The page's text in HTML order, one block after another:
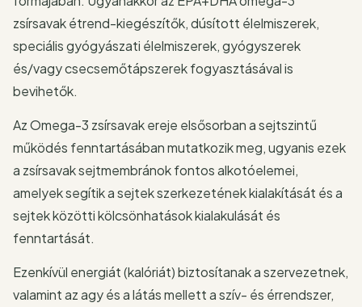
zsírsavak étrend-kiegészítők, dúsított élelmiszerek,
speciális gyógyászati élelmiszerek, gyógyszerek
és/vagy csecsemőtápszerek fogyasztásával is
bevihetők.
Az Omega-3 zsírsavak ereje elsősorban a sejtszintű
működés fenntartásában mutatkozik meg, ugyanis ezek
a zsírsavak sejtmembránok fontos alkotóelemei,
amelyek segítik a sejtek szerkezetének kialakítását és a
sejtek közötti kölcsönhatások kialakulását és
fenntartását.
Ezenkívül energiát (kalóriát) biztosítanak a szervezetnek,
valamint az agy és a látás mellett a szív- és érrendszer,